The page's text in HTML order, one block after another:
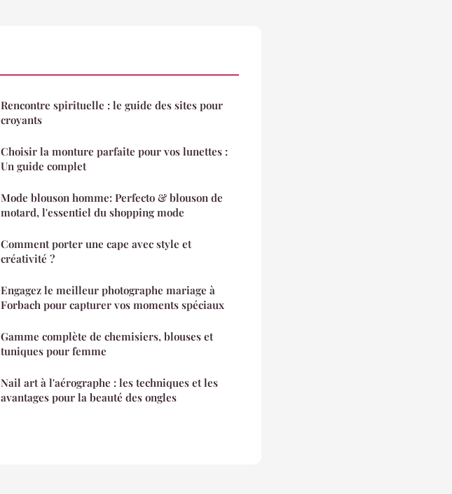
Rencontre spirituelle : le guide des sites pour
croyants
Choisir la monture parfaite pour vos lunettes :
Un guide complet
Mode blouson homme: Perfecto & blouson de
motard, l'essentiel du shopping mode
Comment porter une cape avec style et
créativité ?
Engagez le meilleur photographe mariage à
Forbach pour capturer vos moments spéciaux
Gamme complète de chemisiers, blouses et
tuniques pour femme
Nail art à l'aérographe : les techniques et les
avantages pour la beauté des ongles